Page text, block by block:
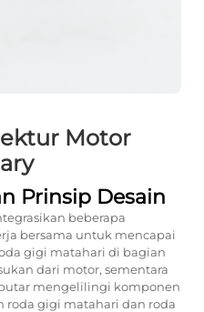
Motor
Prinsip Desain
beberapa
bersama untuk mencapai
gigi matahari di bagian
dari motor, sementara
mengelilingi komponen
roda gigi matahari dan roda